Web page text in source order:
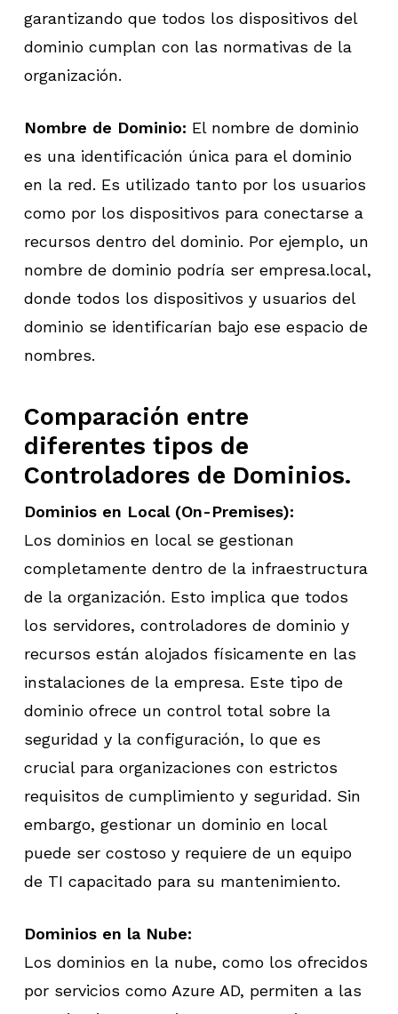
garantizando que todos los dispositivos del
dominio cumplan con las normativas de la
organización.
Nombre de Dominio: El nombre de dominio
es una identificación única para el dominio
en la red. Es utilizado tanto por los usuarios
como por los dispositivos para conectarse a
recursos dentro del dominio. Por ejemplo, un
nombre de dominio podría ser empresa.local,
donde todos los dispositivos y usuarios del
dominio se identificarían bajo ese espacio de
nombres.
Comparación entre
diferentes tipos de
Controladores de Dominios.
Dominios en Local (On-Premises):
Los dominios en local se gestionan
completamente dentro de la infraestructura
de la organización. Esto implica que todos
los servidores, controladores de dominio y
recursos están alojados físicamente en las
instalaciones de la empresa. Este tipo de
dominio ofrece un control total sobre la
seguridad y la configuración, lo que es
crucial para organizaciones con estrictos
requisitos de cumplimiento y seguridad. Sin
embargo, gestionar un dominio en local
puede ser costoso y requiere de un equipo
de TI capacitado para su mantenimiento.
Dominios en la Nube:
Los dominios en la nube, como los ofrecidos
por servicios como Azure AD, permiten a las